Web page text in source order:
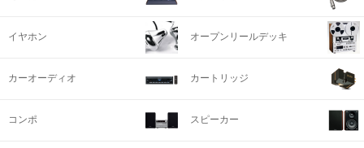
イヤホン オープンリールデッキ
カーオーディオ カートリッジ
コンポ スピーカー